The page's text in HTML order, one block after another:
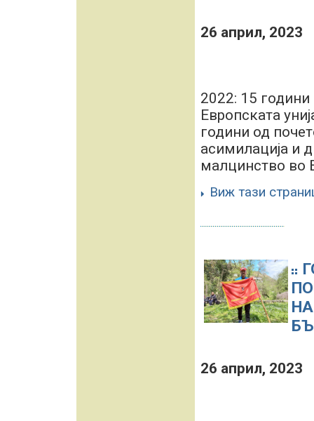
26 април, 2023
2022: 15 години
Европската
години од
асимилација и
малцинство во
Виж тази
26 април, 2023